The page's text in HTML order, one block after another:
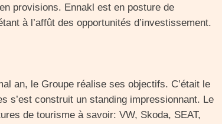
provisions. Ennakl est en posture de
à l’affût des opportunités d’investissement.
an, le Groupe réalise ses objectifs. C’était le
s’est construit un standing impressionnant. Le
de tourisme à savoir: VW, Skoda, SEAT,